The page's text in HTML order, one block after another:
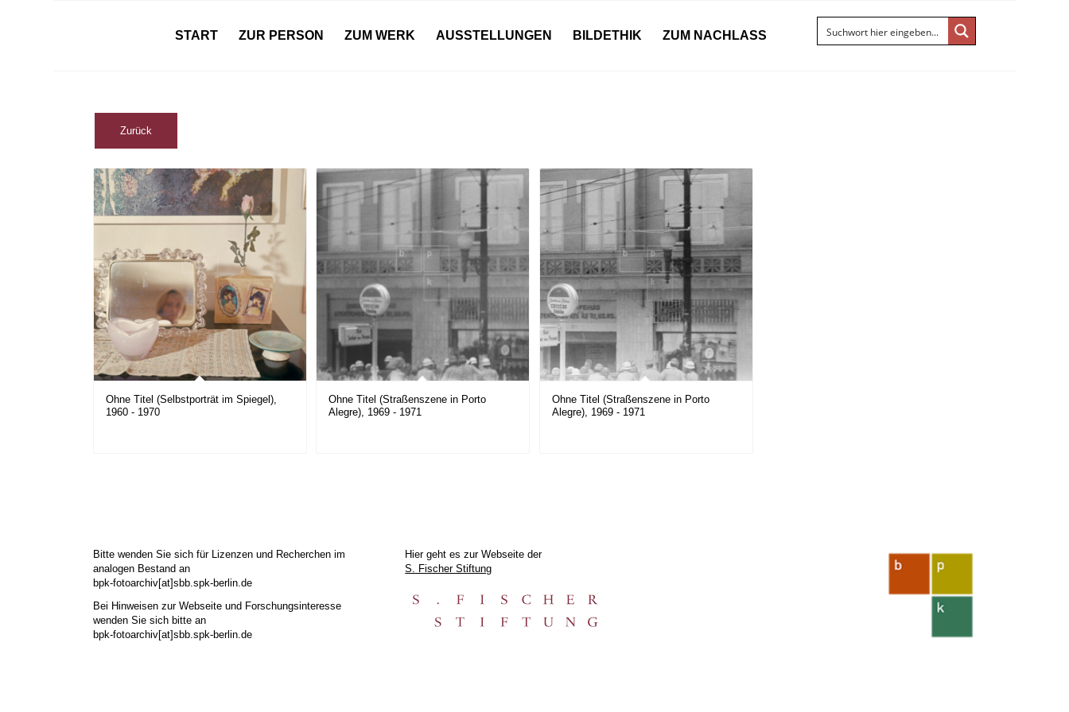
START ZUR PERSON ZUM WERK AUSSTELLUNGEN BILDETHIK ZUM NACHLASS
Ohne Titel (Selbstporträt im Spiegel),
1960 - 1970
Ohne Titel (Straßenszene in Porto
Alegre), 1969 - 1971
Ohne Titel (Straßenszene in Porto
Alegre), 1969 - 1971
Bitte wenden Sie sich für Lizenzen und Recherchen im
analogen Bestand an
bpk-fotoarchiv[at]sbb.spk-berlin.de
Bei Hinweisen zur Webseite und Forschungsinteresse
wenden Sie sich bitte an
bpk-fotoarchiv[at]sbb.spk-berlin.de
Hier geht es zur Webseite der
S. Fischer Stiftung